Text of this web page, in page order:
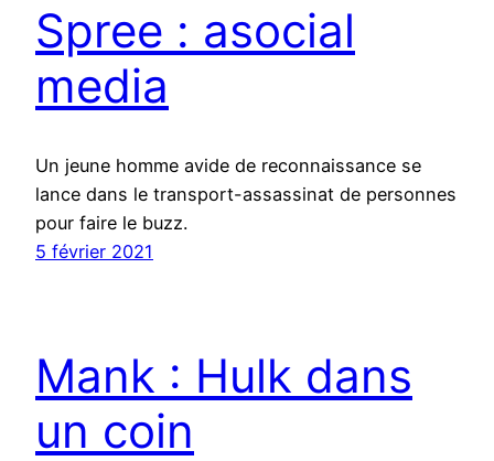
Spree : asocial
media
Un jeune homme avide de reconnaissance se
lance dans le transport-assassinat de personnes
pour faire le buzz.
5 février 2021
Mank : Hulk dans
un coin